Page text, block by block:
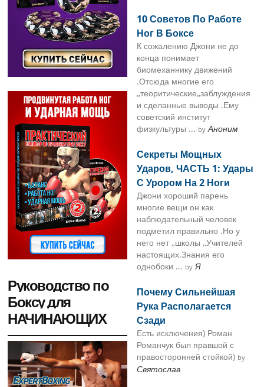
Руководство по
Боксу для
НАЧИНАЮЩИХ
10 Советов По Работе
Ног В Боксе
К сожалению Джони не до
конца понимает
биомеханнику движений
.Отсюда многие его
,,теоритические,,заблуждения
и сделанные выводы .Ему
советский институт
физкультуры ... by Аноним
Секреты Мощных
Ударов, ЧАСТЬ 1: Удары
С Урором На 2 Ноги
Джони хороший парень
многие вещи он как
наблюдательный человек
подметил правильно .Но у
него нет ,,школы ,,Учителей
настоящих.Знания его
однобоки ... by Я
Почему Сильнейшая
Рука Располагается
Сзади
Есть исключения) Роман
Романчук был правшой с
правосторонней стойкой) by
Святослав